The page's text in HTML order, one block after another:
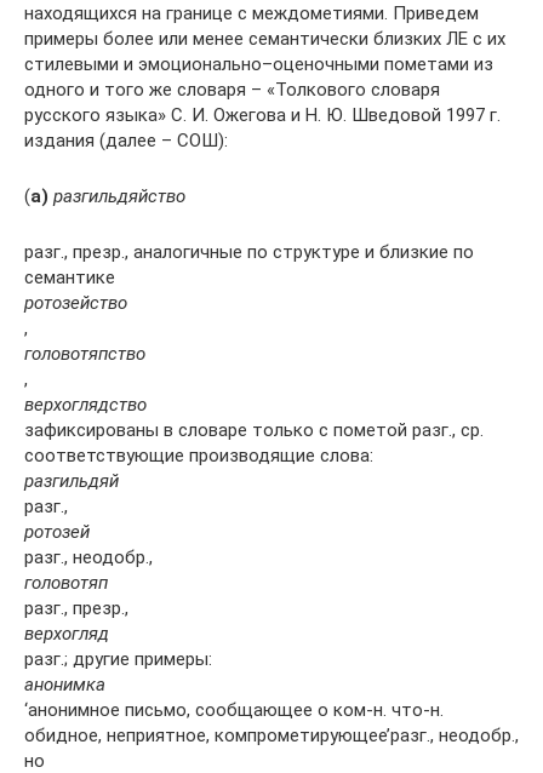
находящихся на границе с междометиями. Приведем
примеры более или менее семантически близких ЛЕ с их
стилевыми и эмоционально–оценочными пометами из
одного и того же словаря – «Толкового словаря
русского языка» С. И. Ожегова и Н. Ю. Шведовой 1997 г.
издания (далее – СОШ):
(а) разгильдяйство
разг., презр., аналогичные по структуре и близкие по
семантике
ротозейство
,
головотяпство
,
верхоглядство
зафиксированы в словаре только с пометой разг., ср.
соответствующие производящие слова:
разгильдяй
разг.,
ротозей
разг., неодобр.,
головотяп
разг., презр.,
верхогляд
разг.; другие примеры:
анонимка
‘анонимное письмо, сообщающее о ком-н. что-н.
обидное, неприятное, компрометирующее’разг., неодобр.,
но